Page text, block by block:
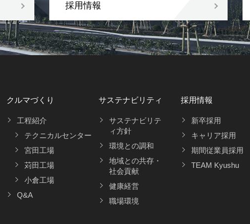
採用情報
クルマづくり
工程紹介
テクニカルセンター
宮田工場
苅田工場
小倉工場
Q&A
サステナビリティ
サステナビリテ
ィ方針
環境との調和
地域との共存・
社会貢献
健康経営
職場環境
採用情報
新卒採用
キャリア採用
期間従業員採用
TEAM Kyushu